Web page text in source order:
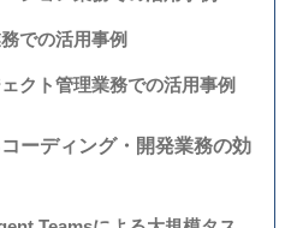
での活用事例
クト管理業務での活用事例
ーディング・開発業務の効